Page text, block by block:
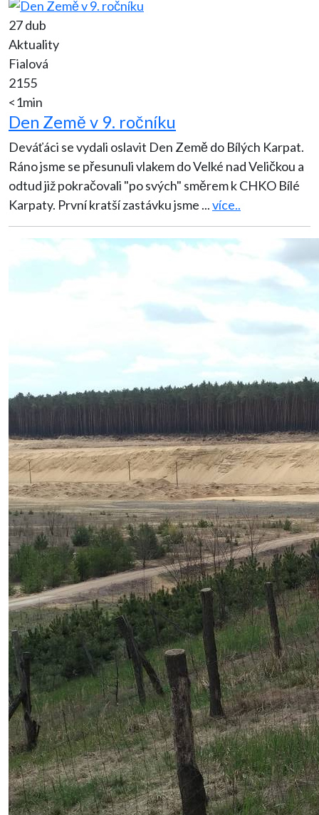
27 dub
Aktuality
Fialová
2155
<1min
Den Země v 9. ročníku
Deváťáci se vydali oslavit Den Země do Bílých Karpat.
Ráno jsme se přesunuli vlakem do Velké nad Veličkou a
odtud již pokračovali "po svých" směrem k CHKO Bílé
Karpaty. První kratší zastávku jsme ...více..